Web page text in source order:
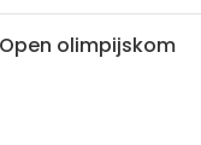
i tel +385 1
olimpijskom